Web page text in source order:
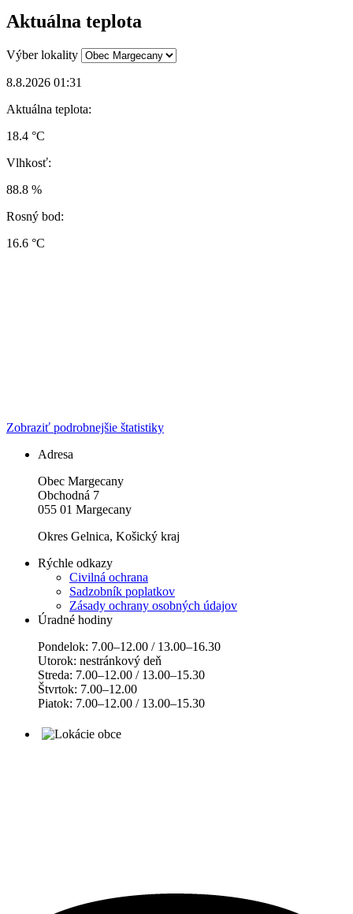
Aktuálna teplota
Výber lokality
8.8.2026 01:31
Aktuálna teplota:
18.4 °C
Vlhkosť:
88.8 %
Rosný bod:
16.6 °C
Zobraziť podrobnejšie štatistiky
Adresa
Obec Margecany
Obchodná 7
055 01 Margecany
Okres Gelnica, Košický kraj
Rýchle odkazy
Civilná ochrana
Sadzobník poplatkov
Zásady ochrany osobných údajov
Úradné hodiny
Pondelok: 7.00–12.00 / 13.00–16.30
Utorok: nestránkový deň
Streda: 7.00–12.00 / 13.00–15.30
Štvrtok: 7.00–12.00
Piatok: 7.00–12.00 / 13.00–15.30